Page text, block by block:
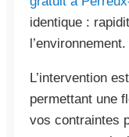
identique :
l’environnement.
L’intervention
permettant une
vos contraintes